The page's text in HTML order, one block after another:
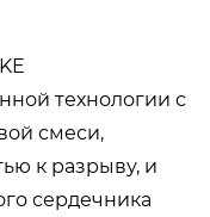
технологии с
смеси,
к разрыву, и
сердечника